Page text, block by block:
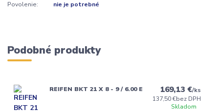
Povolenie: nie je potrebné
Podobné produkty
REIFEN BKT 21 X 8 - 9 / 6.00 E 169,13 €/ks
137,50 €bez DPH
Skladom